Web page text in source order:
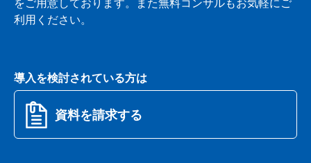
をご用意しております。また無料コンサルもお気軽にご
利用ください。
導入を検討されている方は
資料を請求する